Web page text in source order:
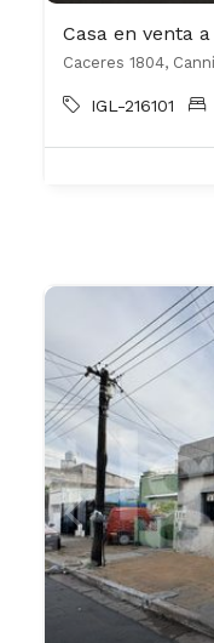
Caceres 1804,
IGL-216101